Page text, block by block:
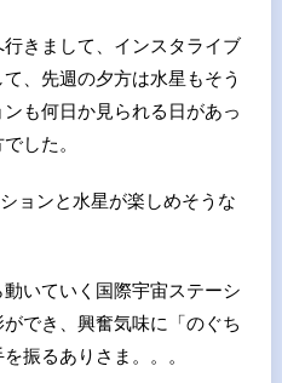
きまして、インスタライブ
、先週の夕方は水星もそう
も何日か見られる日があっ
した。
ョンと水星が楽しめそうな
いていく国際宇宙ステーシ
でき、興奮気味に「のぐち
振るありさま。。。